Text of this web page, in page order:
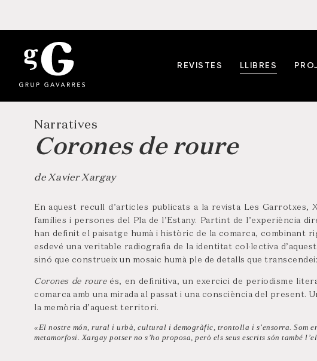
REVISTES LLIBRES
Narratives
Corones de roure
de Xavier Xargay
En aquest recull d’articles publicats a la revista Les Garrotxes,
famílies i persones del Pla de l’Estany. Partint de l’experiència
han definit el paisatge humà i històric de la comarca, combinant
esdevé una veritable radiografia de la identitat col·lectiva
sinó que construeix un mosaic humà ple de detalls que
Corones de roureés, en definitiva, un exercici de periodisme
comarca amb una mirada al passat i una consciència del
la memòria d’aquest territori.
«El nostre món, rural i urbà, cultural i demogràfic, trontolla i s’ensorra. Som
metamorfosi. Xargay potser no s’ho proposa, però els seus escrits són també